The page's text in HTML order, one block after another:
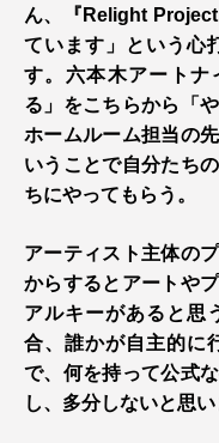
ん、『Relight
ています」という心
す。六本木アートナ
る」をこちらから「
ホームルーム担当の
いうことで自分たち
ちにやってもらう。
アーティスト主体の
からするとアートや
アルキーがあると思
合、誰かが自主的に
で、何を持って公式
し、多分しないと思い